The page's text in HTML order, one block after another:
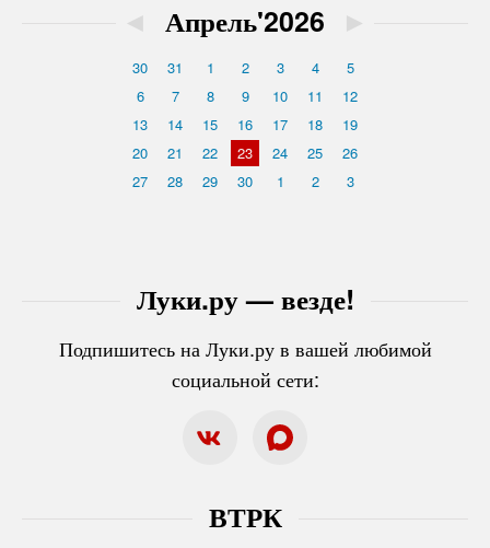
Луки.ру — везде!
Подпишитесь на Луки.ру в вашей любимой
социальной сети:
◄ Апрель'2026 ►
30 31 1 2 3 4
5
6
7 8 9 10 11
12
13
14 15 16 17 18
19
20
21 22 23 24 25
26
27
28 29 30 1 2 3
ВТРК